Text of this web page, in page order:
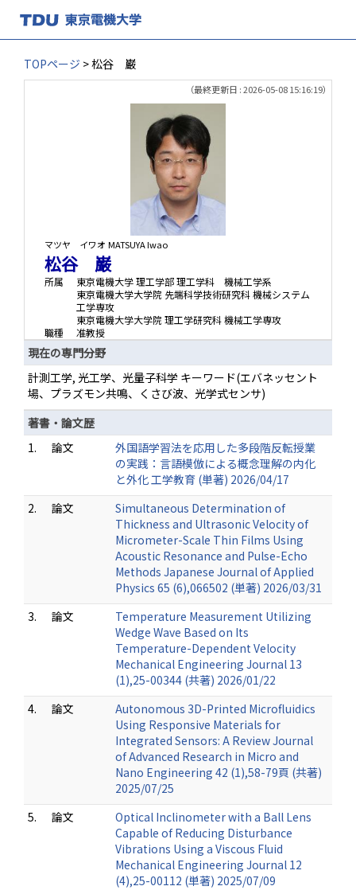
TOPページ > 松谷 巌
（最終更新日 : 2026-05-08 15:16:19）
マツヤ イワオ MATSUYA Iwao
松谷 巌
所属
東京電機大学 理工学部 理工学科 機械工学系
東京電機大学大学院 先端科学技術研究科 機械システム
工学専攻
東京電機大学大学院 理工学研究科 機械工学専攻
職種
准教授
現在の専門分野
計測工学, 光工学、光量子科学 キーワード(エバネッセント
場、プラズモン共鳴、くさび波、光学式センサ)
著書・論文歴
1.
論文
外国語学習法を応用した多段階反転授業
の実践：言語模倣による概念理解の内化
と外化 工学教育 (単著) 2026/04/17
2.
論文
Simultaneous Determination of
Thickness and Ultrasonic Velocity of
Micrometer-Scale Thin Films Using
Acoustic Resonance and Pulse-Echo
Methods Japanese Journal of Applied
Physics 65 (6),066502 (単著) 2026/03/31
3.
論文
Temperature Measurement Utilizing
Wedge Wave Based on Its
Temperature-Dependent Velocity
Mechanical Engineering Journal 13
(1),25-00344 (共著) 2026/01/22
4.
論文
Autonomous 3D-Printed Microfluidics
Using Responsive Materials for
Integrated Sensors: A Review Journal
of Advanced Research in Micro and
Nano Engineering 42 (1),58-79頁 (共著)
2025/07/25
5.
論文
Optical Inclinometer with a Ball Lens
Capable of Reducing Disturbance
Vibrations Using a Viscous Fluid
Mechanical Engineering Journal 12
(4),25-00112 (単著) 2025/07/09